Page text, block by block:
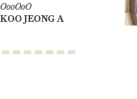
OooOoO
KOO JEONG A